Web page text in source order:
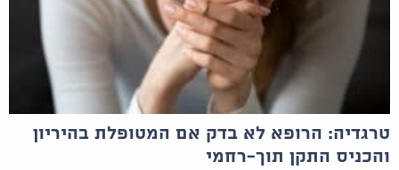
טרגדיה: הרופא לא בדק אם המטופלת בהיריון
והכניס התקן תוך-רחמי